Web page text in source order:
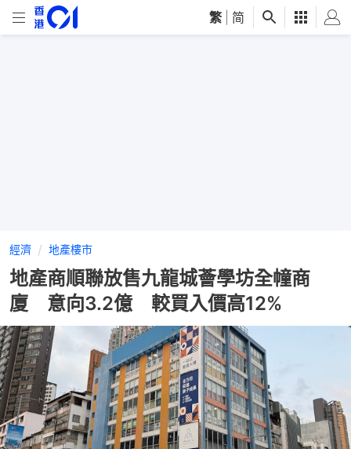
繁 简
經濟 地產樓市
地產商順聯放售九龍城薈學坊全幢商
廈 意向3.2億 較買入價高12%